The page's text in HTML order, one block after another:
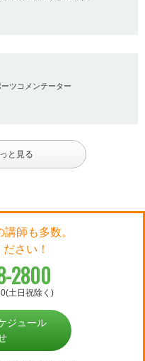
ツコメンテーター
と見る
師も多数。
さい！
2800
土日祝除く)
ジュール